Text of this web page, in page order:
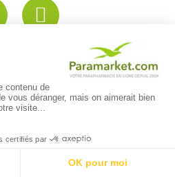
SUR VOTRE
2, Centre
Valence 2 26000